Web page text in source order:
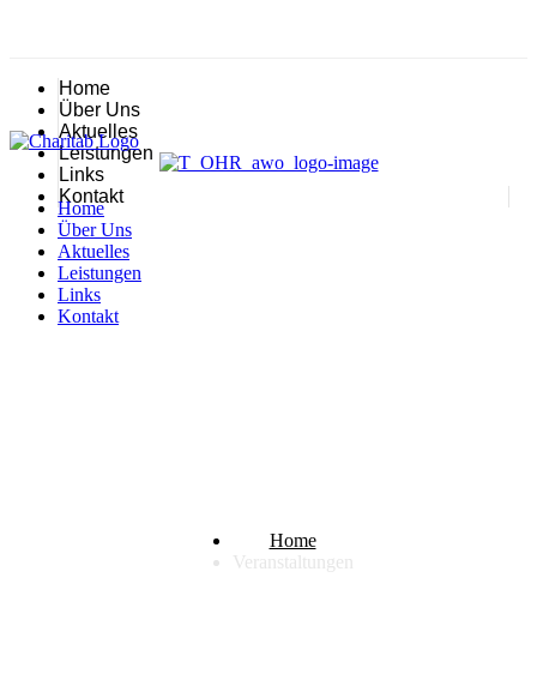
Home
Über Uns
Aktuelles
Leistungen
Links
Kontakt
Home
Über Uns
Aktuelles
Leistungen
Links
Kontakt
Home
Veranstaltungen